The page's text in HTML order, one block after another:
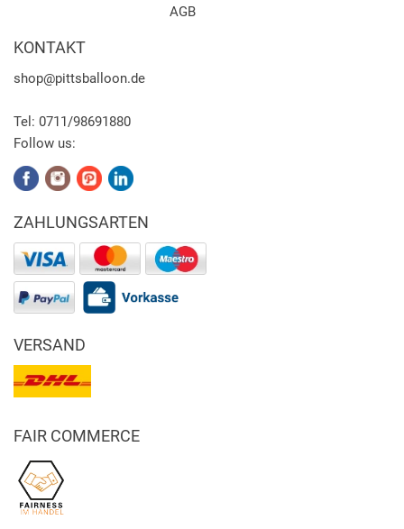
AGB
KONTAKT
shop@pittsballoon.de
Tel: 0711/98691880
Follow us:
ZAHLUNGSARTEN
VERSAND
FAIR COMMERCE